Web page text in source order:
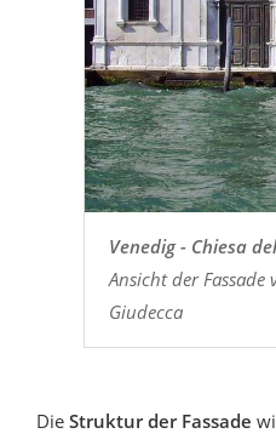
Venedig - Chiesa
Ansicht der Fassade
Giudecca
Die Struktur der Fassade